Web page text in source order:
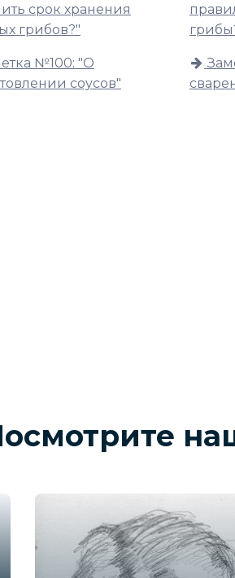
срок хранения
грибов?"
№100: "О
соусов"